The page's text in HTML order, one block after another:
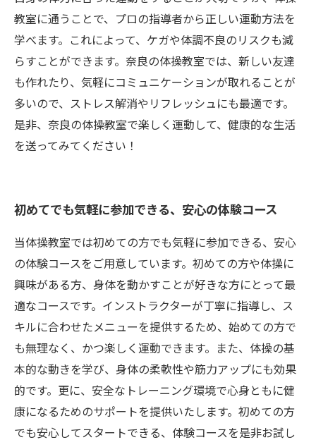
教室に通うことで、プロの指導者から正しい運動方法を
学べます。これによって、ケガや体調不良のリスクも減
らすことができます。奈良の体操教室では、新しい友達
も作れたり、気軽にコミュニケーションが取れることが
多いので、ストレス解消やリフレッシュにも最適です。
是非、奈良の体操教室で楽しく運動して、健康的な生活
を送ってみてください！
初めてでも気軽に参加できる、安心の体験コース
当体操教室では初めての方でも気軽に参加できる、安心
の体験コースをご用意しています。初めての方や体操に
興味がある方、身体を動かすことが好きな方にとって最
適なコースです。インストラクターが丁寧に指導し、ス
キルに合わせたメニューを提供するため、始めての方で
も無理なく、かつ楽しく運動できます。また、体操の基
本的な動きを学び、身体の柔軟性や筋力アップにも効果
的です。更に、安全なトレーニング環境で心身ともに健
康になるためのサポートを提供いたします。初めての方
でも安心してスタートできる、体験コースを是非お試し